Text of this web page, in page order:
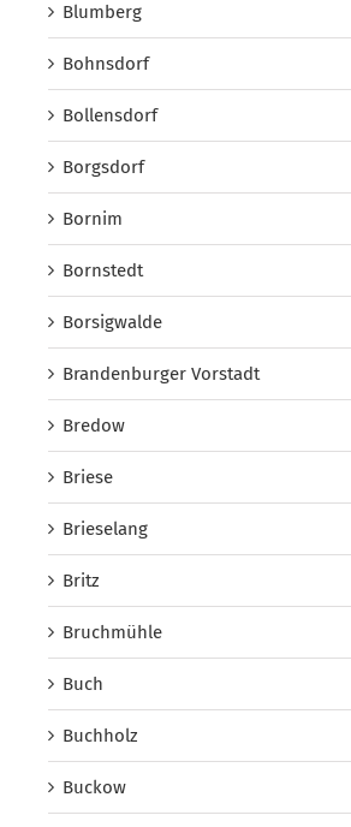
Blumberg
Bohnsdorf
Bollensdorf
Borgsdorf
Bornim
Bornstedt
Borsigwalde
Brandenburger Vorstadt
Bredow
Briese
Brieselang
Britz
Bruchmühle
Buch
Buchholz
Buckow